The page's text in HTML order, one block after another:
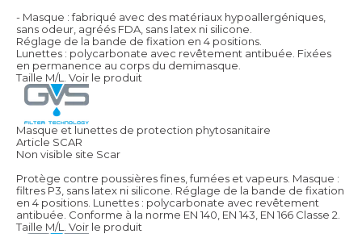
- Masque : fabriqué avec des matériaux hypoallergéniques,
sans odeur, agréés FDA, sans latex ni silicone.
Réglage de la bande de fixation en 4 positions.
Lunettes : polycarbonate avec revêtement antibuée. Fixées
en permanence au corps du demimasque.
Taille M/L.
Voir le produit
Masque et lunettes de protection phytosanitaire
Article SCAR
Non visible site Scar
Protège contre poussières fines, fumées et vapeurs. Masque :
filtres P3, sans latex ni silicone. Réglage de la bande de fixation
en 4 positions. Lunettes : polycarbonate avec revêtement
antibuée. Conforme à la norme EN 140, EN 143, EN 166 Classe 2.
Taille M/L.
Voir le produit